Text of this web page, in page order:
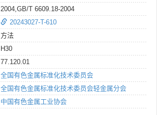
2004,GB/T 6609.18-2004
20243027-T-610
方法
H30
77.120.01
全国有色金属标准化技术委员会
全国有色金属标准化技术委员会轻金属分会
中国有色金属工业协会